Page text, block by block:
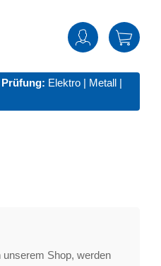
Elektro | Metall |
unserem Shop, werden